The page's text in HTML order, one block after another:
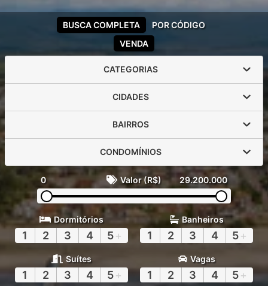
VENDA
BUSCA COMPLETA POR CÓDIGO
CATEGORIAS
CIDADES
BAIRROS
CONDOMÍNIOS
0 Valor (R$) 29.200.000
Dormitórios
1 2 3 4 5+
Banheiros
1 2 3 4 5+
Suítes
1 2 3 4 5+
Vagas
1 2 3 4 5+